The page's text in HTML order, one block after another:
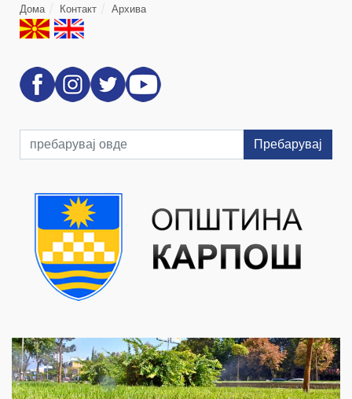
Дома Контакт Архива
Пребарувај